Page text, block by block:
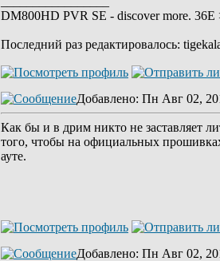
DM800HD PVR SE - discover more.
Последний раз редактировалось:
Добавлено: Пн Авг 02,
Как бы и в дрим никто не заставляет
того, чтобы на официальных
ауте.
Добавлено: Пн Авг 02,